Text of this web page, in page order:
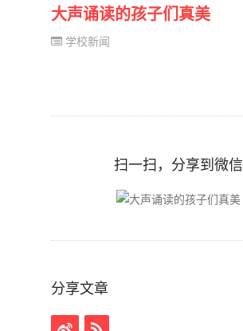
大声诵读的孩子们真美
学校新闻
扫一扫，分享到微信
分享文章